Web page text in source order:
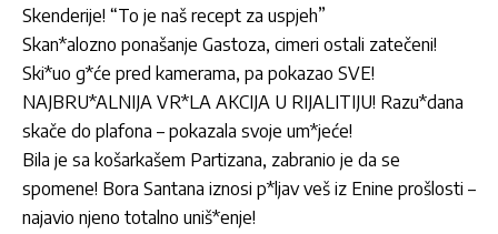
Skenderije! “To je naš recept za uspjeh”
Skan*alozno ponašanje Gastoza, cimeri ostali zatečeni!
Ski*uo g*će pred kamerama, pa pokazao SVE!
NAJBRU*ALNIJA VR*LA AKCIJA U RIJALITIJU! Razu*dana
skače do plafona – pokazala svoje um*jeće!
Bila je sa košarkašem Partizana, zabranio je da se
spomene! Bora Santana iznosi p*ljav veš iz Enine prošlosti –
najavio njeno totalno uniš*enje!